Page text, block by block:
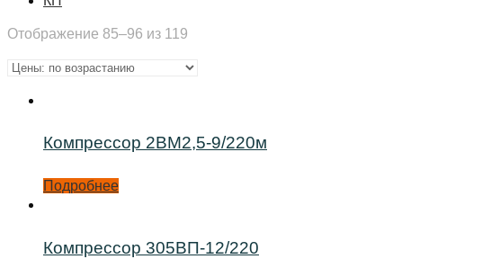
Отображение 85–96 из 119
Компрессор 2ВМ2,5-9/220м
Подробнее
Компрессор 305ВП-12/220